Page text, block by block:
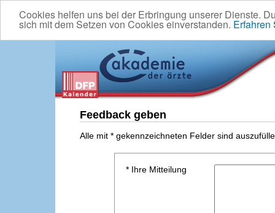
Cookies helfen uns bei der Erbringung unserer Dienste.
sich mit dem Setzen von Cookies einverstanden. Erfahren
Feedback geben
Alle mit * gekennzeichneten Felder sind
* Ihre Mitteilung